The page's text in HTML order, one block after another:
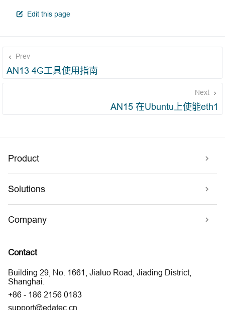
Edit this pageopen in new window
Prev
AN13 4G工具使用指南
Next
AN15 在Ubuntu上使能eth1
Product
Solutions
Company
Contact
Building 29, No. 1661, Jialuo Road, Jiading District,
Shanghai.
+86 - 186 2156 0183
support@edatec.cn